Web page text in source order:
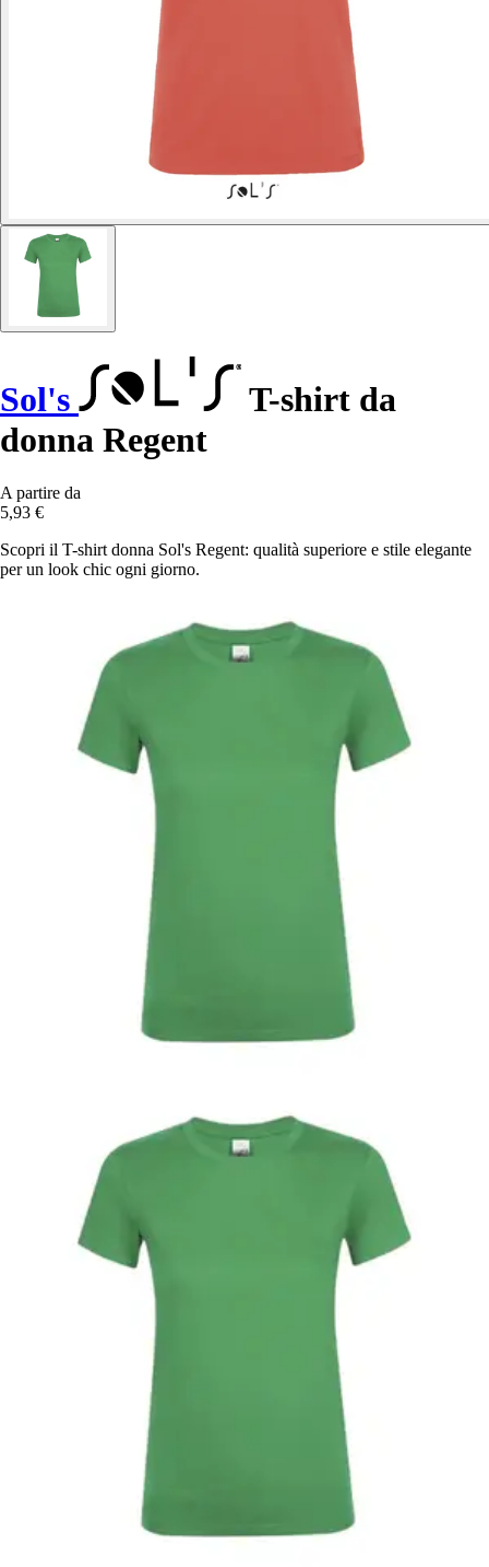
Sol's
T-shirt da
donna Regent
A partire da
5,93 €
Scopri il T-shirt donna Sol's Regent: qualità superiore e stile elegante
per un look chic ogni giorno.